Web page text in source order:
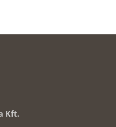
Kft.